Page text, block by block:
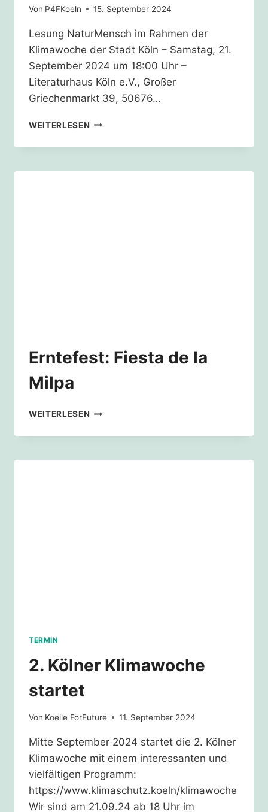
Von P4FKoeln 15. September 2024
Lesung NaturMensch im Rahmen der
Klimawoche der Stadt Köln – Samstag, 21.
September 2024 um 18:00 Uhr –
Literaturhaus Köln e.V., Großer
Griechenmarkt 39, 50676…
WEITERLESEN DANKE!
CALL
DIE
Erntefest: Fiesta de la
Milpa
WEITERLESEN ERNTEFEST:
DE
MILPA
TERMIN
2. Kölner Klimawoche
startet
Von Koelle ForFuture 11. September 2024
Mitte September 2024 startet die 2. Kölner
Klimawoche mit einem interessanten und
vielfältigen Programm:
https://www.klimaschutz.koeln/klimawoche
Wir sind am 21.09.24 ab 18 Uhr im